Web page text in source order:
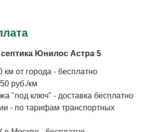
Юнилос Астра 5
от города - бесплатно
руб./км
"под ключ" - доставка бесплатно
- по тарифам транспортных